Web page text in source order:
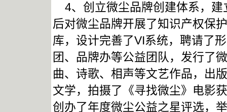
4、创立微尘品牌创建体系，建
后对微尘品牌开展了知识产权保
库，设计完善了VI系统，聘请了
团、品牌办等公益团队，发行了
曲、诗歌、相声等文艺作品，
文学，拍摄了《寻找微尘》电影
创办了年度微尘公益之星评选，